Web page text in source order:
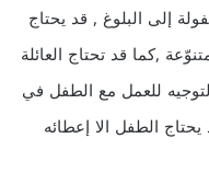
إلى البلوغ , قد يحتاج
,كما قد تحتاج العائلة
للعمل مع الطفل في
الطفل الا إعطائه